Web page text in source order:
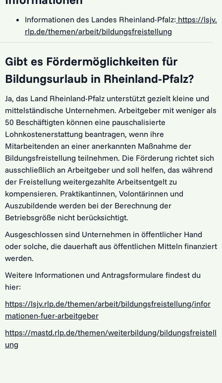
Informationen des Landes Rheinland-Pfalz: https://lsjv.
rlp.de/themen/arbeit/bildungsfreistellung
Gibt es Fördermöglichkeiten für
Bildungsurlaub in Rheinland-Pfalz?
Ja, das Land Rheinland-Pfalz unterstützt gezielt kleine und
mittelständische Unternehmen. Arbeitgeber mit weniger als
50 Beschäftigten können eine pauschalisierte
Lohnkostenerstattung beantragen, wenn ihre
Mitarbeitenden an einer anerkannten Maßnahme der
Bildungsfreistellung teilnehmen. Die Förderung richtet sich
ausschließlich an Arbeitgeber und soll helfen, das während
der Freistellung weitergezahlte Arbeitsentgelt zu
kompensieren. Praktikantinnen, Volontärinnen und
Auszubildende werden bei der Berechnung der
Betriebsgröße nicht berücksichtigt.
Ausgeschlossen sind Unternehmen in öffentlicher Hand
oder solche, die dauerhaft aus öffentlichen Mitteln finanziert
werden.
Weitere Informationen und Antragsformulare findest du
hier:
https://lsjv.rlp.de/themen/arbeit/bildungsfreistellung/infor
mationen-fuer-arbeitgeber
https://mastd.rlp.de/themen/weiterbildung/bildungsfreistell
ung